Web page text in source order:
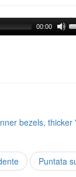
00:00
bezels,
Puntata